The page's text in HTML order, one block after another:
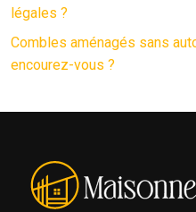
légales ?
Combles aménagés sans
encourez-vous ?